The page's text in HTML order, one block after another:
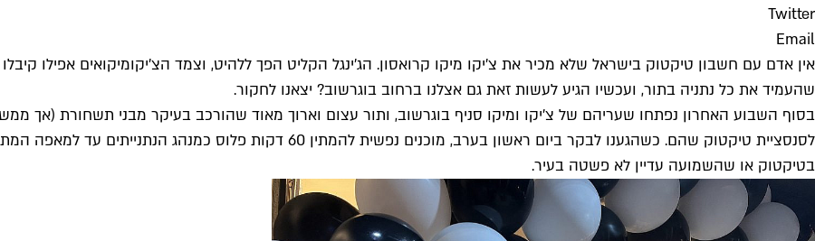
Twitter
Email
אין אדם עם חשבון טיקטוק בישראל שלא מכיר את צ׳יקו מיקו קרואסון. הג׳ינגל הקליט הפך ללהיט, וצמד הצ'יקומיקואים אפילו
שהעמיד את כל נתניה בתור, ועכשיו הגיע לעשות זאת גם אצלנו ברחוב בוגרשוב? יצאנו לחקור.
בסוף השבוע האחרון נפתחו שעריהם של צ'יקו ומיקו סניף בוגרשוב, ותור עצום וארוך מאוד שהורכב בעיקר מבני תשחורת (אך
לסנסציית טיקטוק שהם. כשהגענו לבקר ביום ראשון בערב, מוכנים נפשית
בטיקטוק או שהשמועה עדיין לא פשטה בעיר.